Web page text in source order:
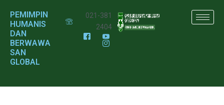
PEMIMPIN
HUMANIS
DAN
BERWAWA
SAN
GLOBAL
021-381
2404